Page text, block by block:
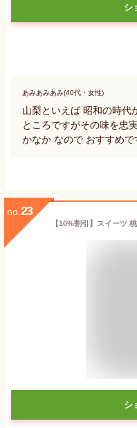
シ
あみあみあみ(40代・女性)
山梨といえば 昭和の時代
ところですがその味を忠
かなか なので おすすめで
no. 23
【10%割引】スイーツ
シ